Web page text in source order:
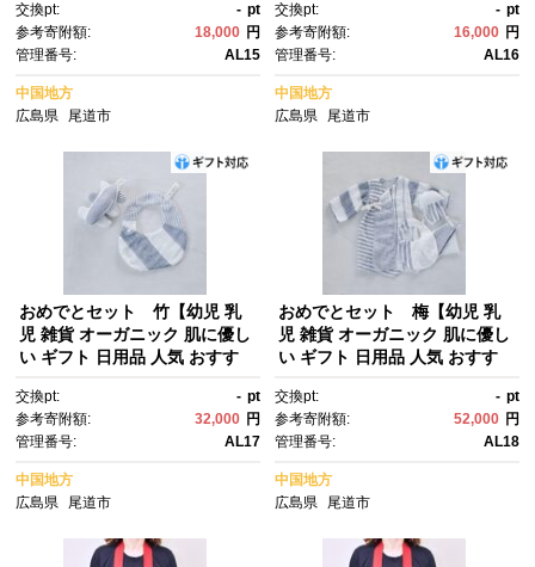
め 広島県 尾道市】
交換pt: - pt
参考寄附額:
18,000 円
管理番号:
AL15
中国地方
広島県
尾道市
交換pt: - pt
参考寄附額:
16,000 円
管理番号:
AL16
中国地方
広島県
尾道市
おめでとセット 竹【幼児 乳
児 雑貨 オーガニック 肌に優し
い ギフト 日用品 人気 おすす
交換pt: - pt
参考寄附額:
32,000 円
管理番号:
AL17
中国地方
広島県
尾道市
おめでとセット 梅【幼児 乳
児 雑貨 オーガニック 肌に優し
い ギフト 日用品 人気 おすす
交換pt: - pt
参考寄附額:
52,000 円
管理番号:
AL18
中国地方
広島県
尾道市